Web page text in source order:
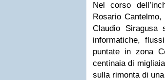
Nel corso
Rosario
Claudio Siragusa
informatiche,
puntate in zona
centinaia di
sulla rimonta di